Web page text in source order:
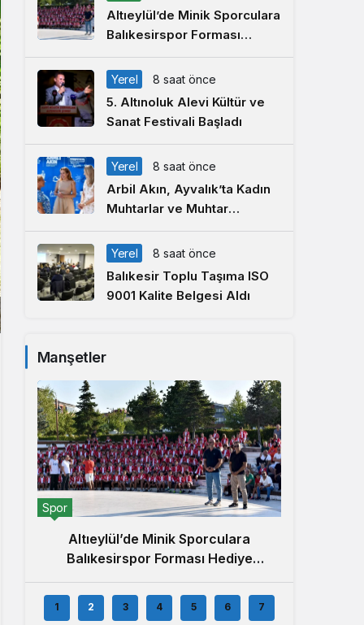
Altıeylül’de Minik Sporculara
Balıkesirspor Forması
Hediye Edildi
Yerel 8 saat önce
5. Altınoluk Alevi Kültür ve
Sanat Festivali Başladı
Yerel 8 saat önce
Arbil Akın, Ayvalık’ta Kadın
Muhtarlar ve Muhtar
Eşleriyle Buluştu
Yerel 8 saat önce
Balıkesir Toplu Taşıma ISO
9001 Kalite Belgesi Aldı
Manşetler
Spor
Altıeylül’de Minik Sporculara
Balıkesirspor Forması Hediye
Edildi
1 2 3 4 5 6 7